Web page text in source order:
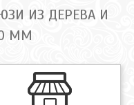
ИЗ ДЕРЕВА И
ММ